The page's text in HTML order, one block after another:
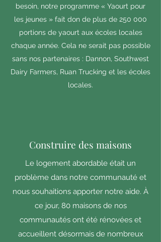
besoin, notre programme « Yaourt pour
les jeunes » fait don de plus de 250 000
portions de yaourt aux écoles locales
chaque année. Cela ne serait pas possible
sans nos partenaires : Dannon, Southwest
Dairy Farmers, Ruan Trucking et les écoles
locales.
Construire des maisons
Le logement abordable était un
problème dans notre communauté et
nous souhaitions apporter notre aide. À
ce jour, 80 maisons de nos
communautés ont été rénovées et
accueillent désormais de nombreux